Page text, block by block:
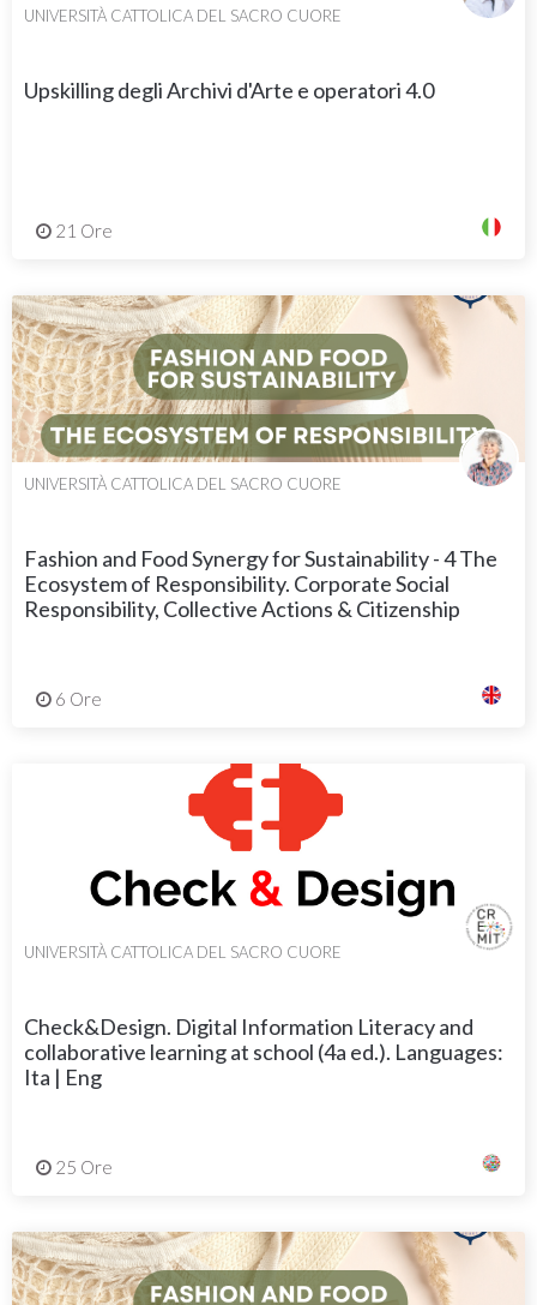
UNIVERSITÀ CATTOLICA DEL SACRO CUORE
Upskilling degli Archivi d'Arte e operatori 4.0
21 Ore
UNIVERSITÀ CATTOLICA DEL SACRO CUORE
Fashion and Food Synergy for Sustainability - 4 The
Ecosystem of Responsibility. Corporate Social
Responsibility, Collective Actions & Citizenship
6 Ore
UNIVERSITÀ CATTOLICA DEL SACRO CUORE
Check&Design. Digital Information Literacy and
collaborative learning at school (4a ed.). Languages:
Ita | Eng
25 Ore